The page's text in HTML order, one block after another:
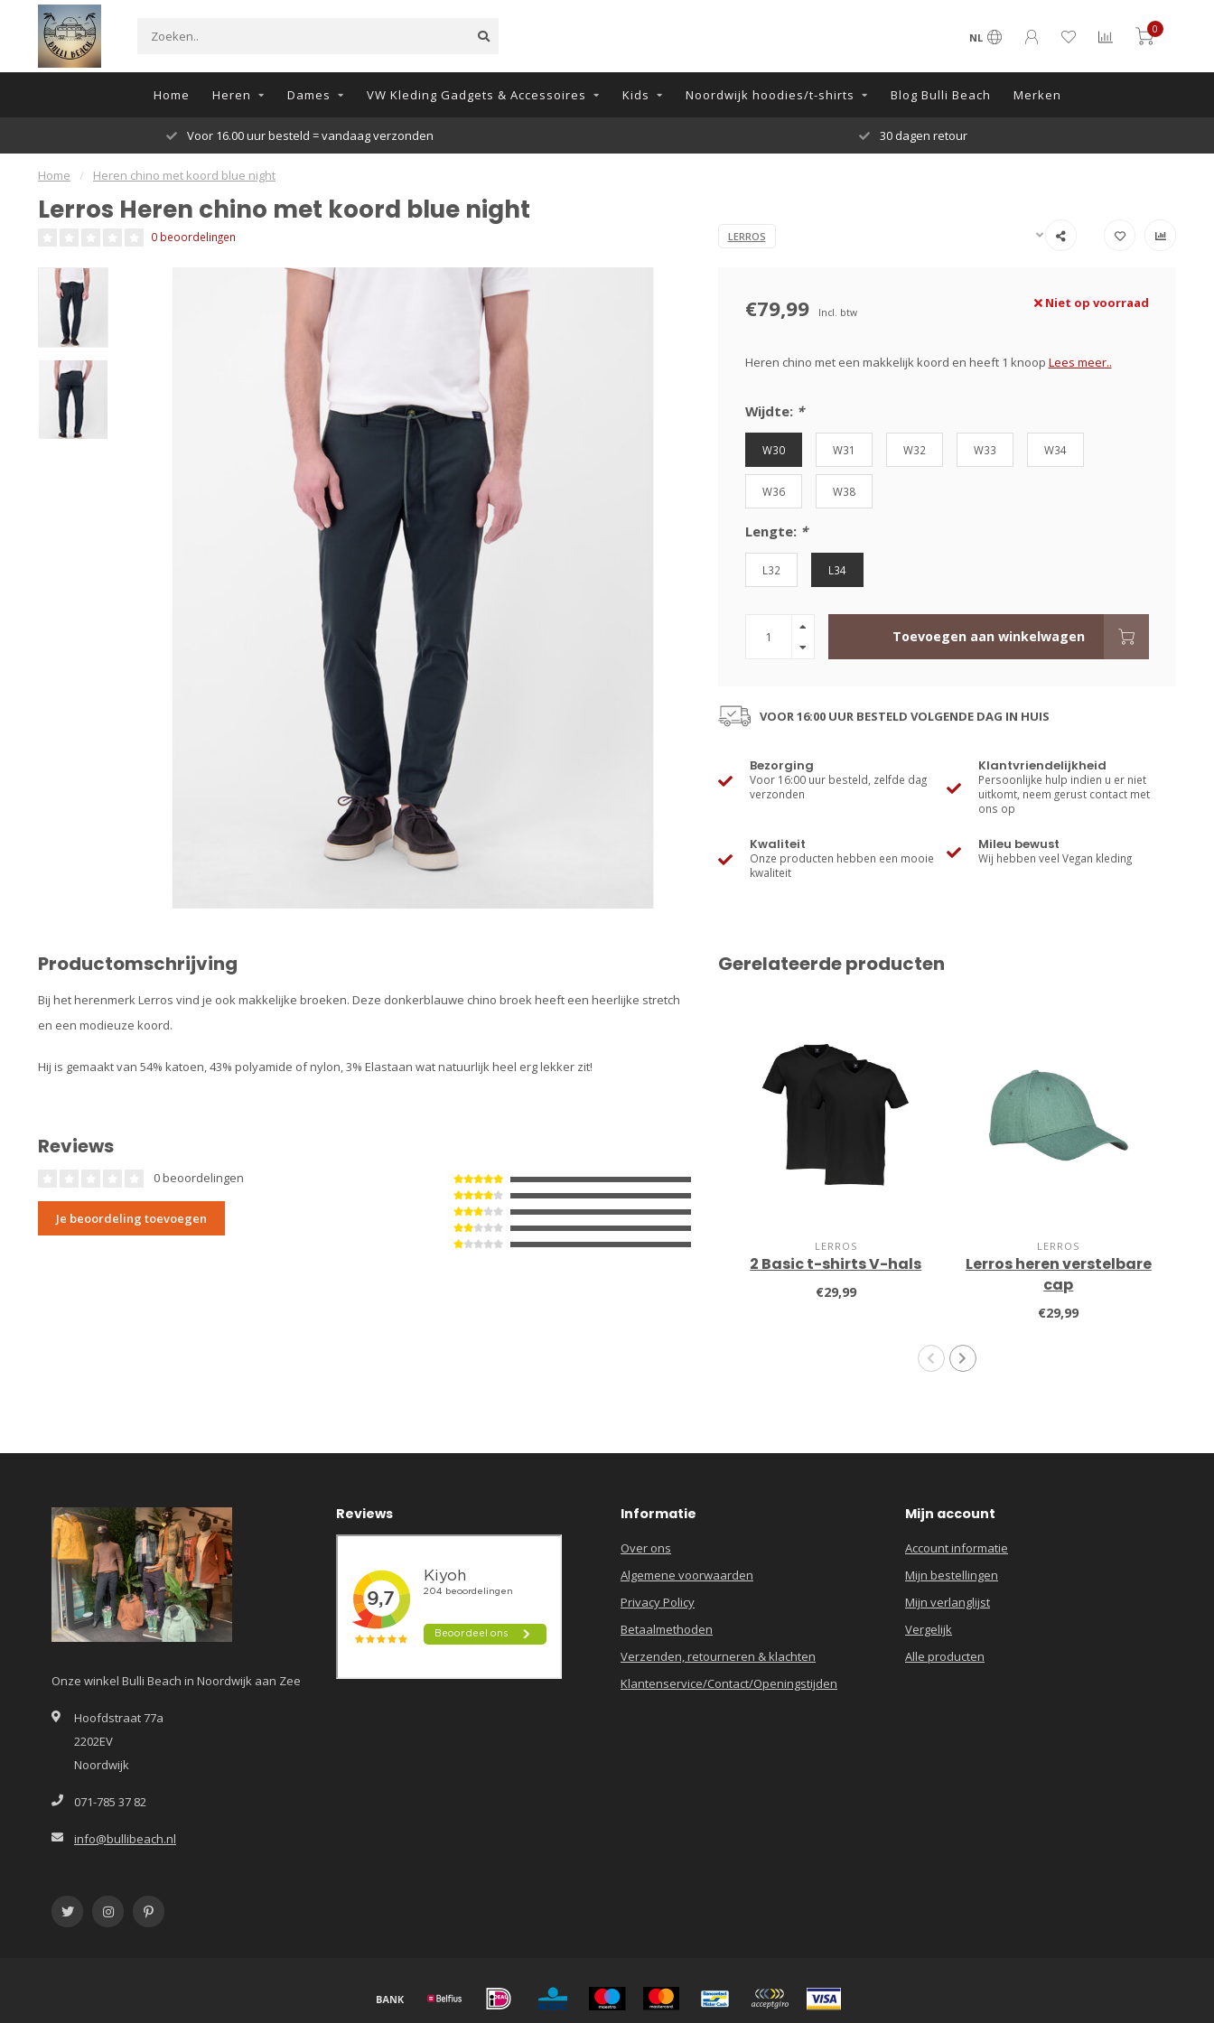
NL
0
Home Heren Dames VW Kleding Gadgets & Accessoires Kids Noordwijk hoodies/t-shirts Blog Bulli Beach Merken
30 dagen retour Onze Klanten beoordelen ons met een 9.9!!
Home / Heren chino met koord blue night
Lerros Heren chino met koord blue night
0 beoordelingen LERROS
€79,99 Incl. btw
Niet op voorraad
Heren chino met een makkelijk koord en heeft 1 knoop Lees meer..
Wijdte: *
W30 W31 W32 W33 W34
W36 W38
Lengte: *
L32 L34
Toevoegen aan winkelwagen
VOOR 16:00 UUR BESTELD VOLGENDE DAG IN HUIS
Bezorging
Voor 16:00 uur besteld, zelfde dag
verzonden
Klantvriendelijkheid
Persoonlijke hulp indien u er niet
uitkomt, neem gerust contact met
ons op
Kwaliteit
Onze producten hebben een mooie
kwaliteit
Mileu bewust
Wij hebben veel Vegan kleding
Productomschrijving
Bij het herenmerk Lerros vind je ook makkelijke broeken. Deze donkerblauwe chino broek heeft een heerlijke stretch
en een modieuze koord.
Hij is gemaakt van 54% katoen, 43% polyamide of nylon, 3% Elastaan wat natuurlijk heel erg lekker zit!
Reviews
0 beoordelingen
Je beoordeling toevoegen
Gerelateerde producten
LERROS
2 Basic t-shirts V-hals
€29,99
LERROS
Lerros heren verstelbare
cap
€29,99
Onze winkel Bulli Beach in Noordwijk aan Zee
Hoofdstraat 77a
2202EV
Noordwijk
071-785 37 82
info@bullibeach.nl
Reviews Informatie
Over ons
Algemene voorwaarden
Privacy Policy
Betaalmethoden
Verzenden, retourneren & klachten
Klantenservice/Contact/Openingstijden
Mijn account
Account informatie
Mijn bestellingen
Mijn verlanglijst
Vergelijk
Alle producten